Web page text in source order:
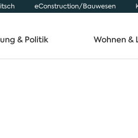
eConstruction/Bauwesen
& Politik Wohnen &